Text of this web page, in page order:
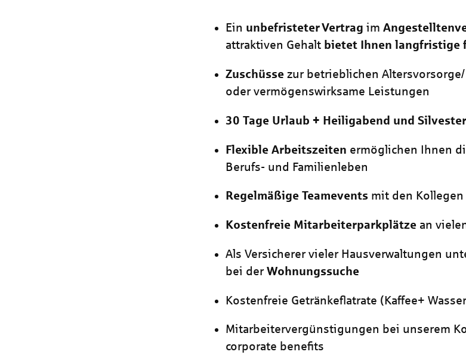
Ein unbefristeterVertrag im
attraktiven Gehalt bietet Ihnen langfristige
Zuschüsse zur betrieblichen
oder vermögenswirksame Leistungen
30 Tage Urlaub + Heiligabend und
Flexible Arbeitszeiten ermöglichen Ihnen
Berufs- und Familienleben
Regelmäßige Teamevents mit den Kollegen
Kostenfreie Mitarbeiterparkplätze an
Als Versicherer vieler Hausverwaltungen
bei derWohnungssuche
Kostenfreie Getränkeflatrate (Kaffee+
Mitarbeitervergünstigungen bei unserem
corporate benefits